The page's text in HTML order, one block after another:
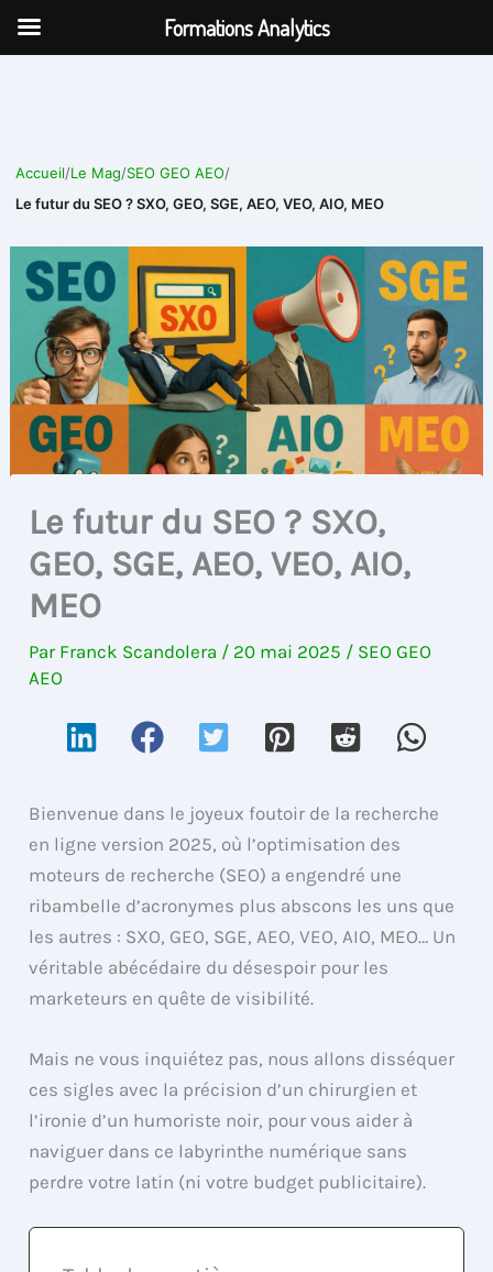
Aller
Accueil/Le Mag/SEO GEO AEO/
Le futur du SEO ? SXO, GEO, SGE, AEO, VEO, AIO, MEO
Le futur du SEO ? SXO,
GEO, SGE, AEO, VEO, AIO,
MEO
Par Franck Scandolera / 20 mai 2025 / SEO GEO
AEO
Bienvenue dans le joyeux foutoir de la recherche
en ligne version 2025, où l’optimisation des
moteurs de recherche (SEO) a engendré une
ribambelle d’acronymes plus abscons les uns que
les autres : SXO, GEO, SGE, AEO, VEO, AIO, MEO… Un
véritable abécédaire du désespoir pour les
marketeurs en quête de visibilité.
Mais ne vous inquiétez pas, nous allons disséquer
ces sigles avec la précision d’un chirurgien et
l’ironie d’un humoriste noir, pour vous aider à
naviguer dans ce labyrinthe numérique sans
perdre votre latin (ni votre budget publicitaire).
Formations Analytics